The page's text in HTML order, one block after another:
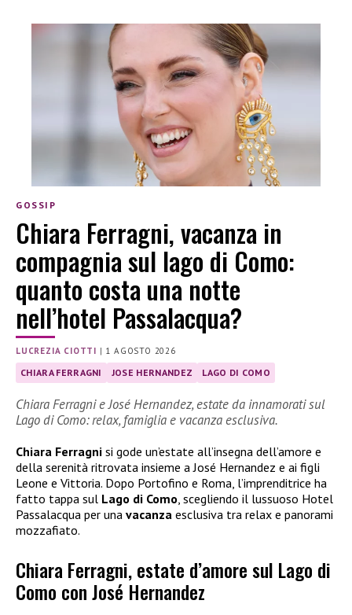
GOSSIP
Chiara Ferragni, vacanza in
compagnia sul lago di Como:
quanto costa una notte
nell’hotel Passalacqua?
LUCREZIA CIOTTI | 1 AGOSTO 2026
CHIARA FERRAGNI JOSE HERNANDEZ LAGO DI COMO
Chiara Ferragni e José Hernandez, estate da innamorati sul
Lago di Como: relax, famiglia e vacanza esclusiva.
Chiara Ferragni si gode un’estate all’insegna dell’amore e
della serenità ritrovata insieme a José Hernandez e ai figli
Leone e Vittoria. Dopo Portofino e Roma, l’imprenditrice ha
fatto tappa sul Lago di Como , scegliendo il lussuoso Hotel
Passalacqua per una vacanza esclusiva tra relax e panorami
mozzafiato.
Chiara Ferragni, estate d’amore sul Lago di
Como con José Hernandez